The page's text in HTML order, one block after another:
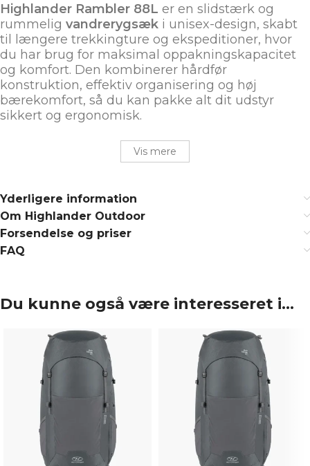
Highlander Rambler 88L er en slidstærk og
rummelig vandrerygsæk i unisex-design, skabt
til længere trekkingture og ekspeditioner, hvor
du har brug for maksimal oppakningskapacitet
og komfort. Den kombinerer hårdfør
konstruktion, effektiv organisering og høj
bærekomfort, så du kan pakke alt dit udstyr
sikkert og ergonomisk.
Vis mere
Yderligere information
Om Highlander Outdoor
Forsendelse og priser
FAQ
Du kunne også være interesseret i…